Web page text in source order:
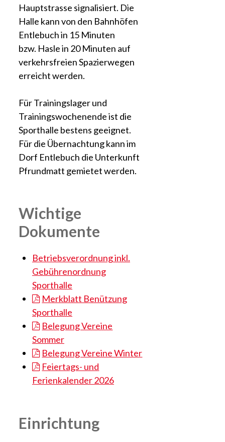
Hauptstrasse signalisiert. Die
Halle kann von den Bahnhöfen
Entlebuch in 15 Minuten
bzw. Hasle in 20 Minuten auf
verkehrsfreien Spazierwegen
erreicht werden.
Für Trainingslager und
Trainingswochenende ist die
Sporthalle bestens geeignet.
Für die Übernachtung kann im
Dorf Entlebuch die Unterkunft
Pfrundmatt gemietet werden.
Wichtige
Dokumente
Betriebsverordnung inkl.
Gebührenordnung
Sporthalle
Merkblatt Benützung
Sporthalle
Belegung Vereine
Sommer
Belegung Vereine Winter
Feiertags- und
Ferienkalender 2026
Einrichtung